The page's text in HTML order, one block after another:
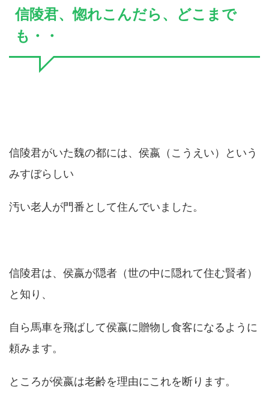
信陵君、惚れこんだら、どこまで
も・・
信陵君がいた魏の都には、侯嬴（こうえい）という
みすぼらしい
汚い老人が門番として住んでいました。
信陵君は、侯嬴が隠者（世の中に隠れて住む賢者）
と知り、
自ら馬車を飛ばして侯嬴に贈物し食客になるように
頼みます。
ところが侯嬴は老齢を理由にこれを断ります。